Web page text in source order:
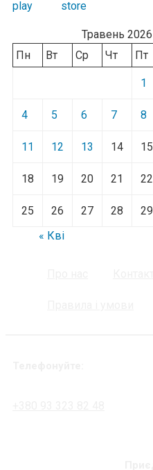
Травень 2026
Пн
Вт Ср Чт Пт
1
4 5 6 7 8
11 12 13 14 15
18 19 20 21 22
25 26 27 28 29
« Кві